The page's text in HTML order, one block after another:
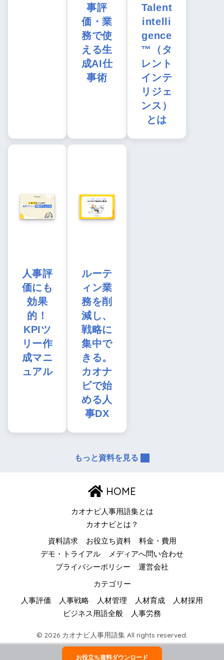
事評
価・業
務で使
える生
成AI仕
事術
Talent
intelli
gence
™（タ
レント
インテ
リジェ
ンス）
とは
人事評
価にも
効果
的！
KPIツ
リー作
成マニ
ュアル
ルーテ
ィン業
務を削
減し、
戦略に
集中で
きる。
カオナ
ビで始
める人
事DX
もっと資料を見る
HOME
カオナビ人事用語集とは
カオナビとは？
資料請求 お役立ち資料
料金・費用
デモ・トライアル
メディアへ問い合わせ
プライバシーポリシー
運営会社
カテゴリー
人事評価 人事戦略 人材管理 人材育成
人材採用
ビジネス用語全般
人事労務
© 2026 カオナビ人事用語集 All rights reserved.
お役立ち資料ダウンロード